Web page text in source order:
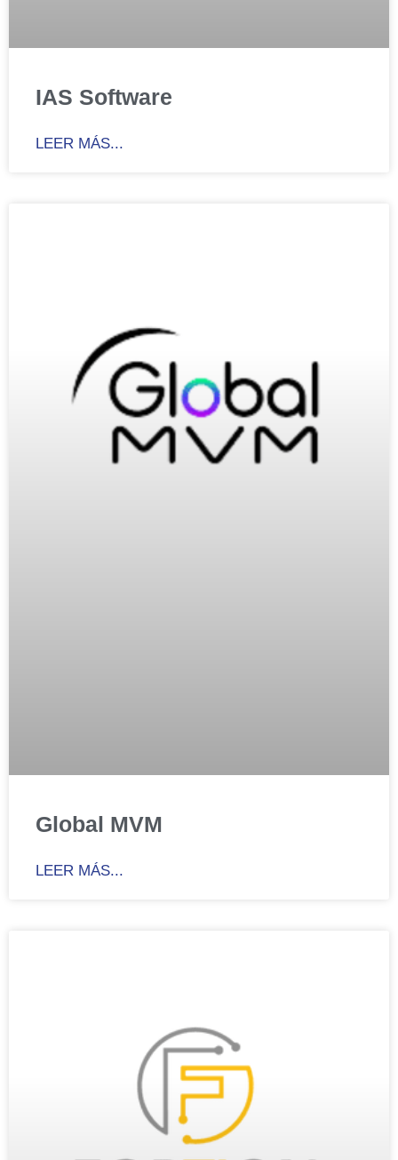
IAS Software
LEER MÁS...
Global MVM
LEER MÁS...